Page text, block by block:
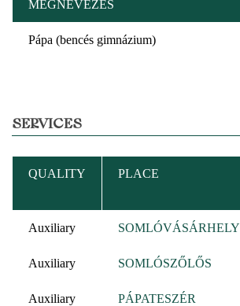
MEGNEVEZÉS
Pápa (bencés gimnázium)
SERVICES
QUALITY PLACE
Auxiliary SOMLÓVÁSÁRHELY
Auxiliary SOMLÓSZŐLŐS
Auxiliary PÁPATESZÉR